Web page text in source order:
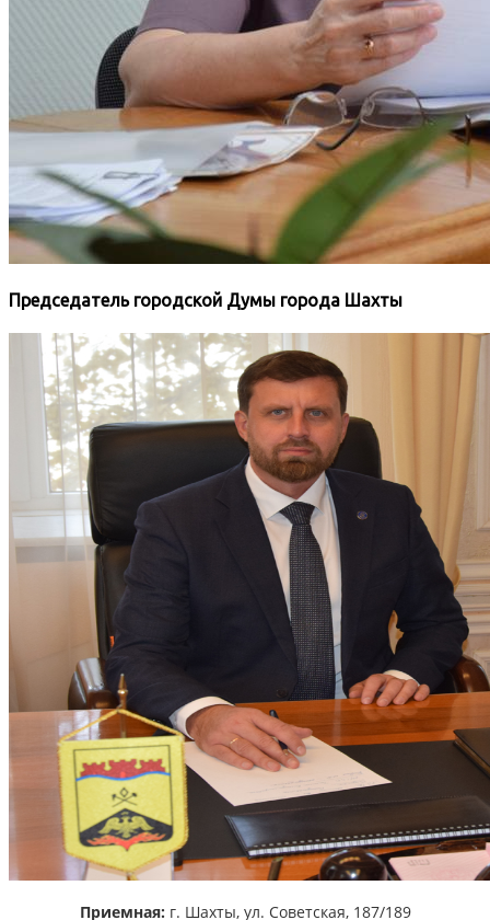
Председатель городской Думы города Шахты
Приемная: г. Шахты, ул. Советская, 187/189